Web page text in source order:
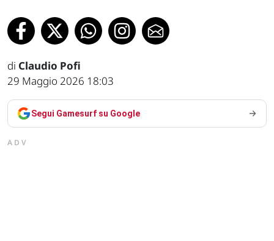
di Claudio Pofi
29 Maggio 2026 18:03
Segui Gamesurf su Google
ADV